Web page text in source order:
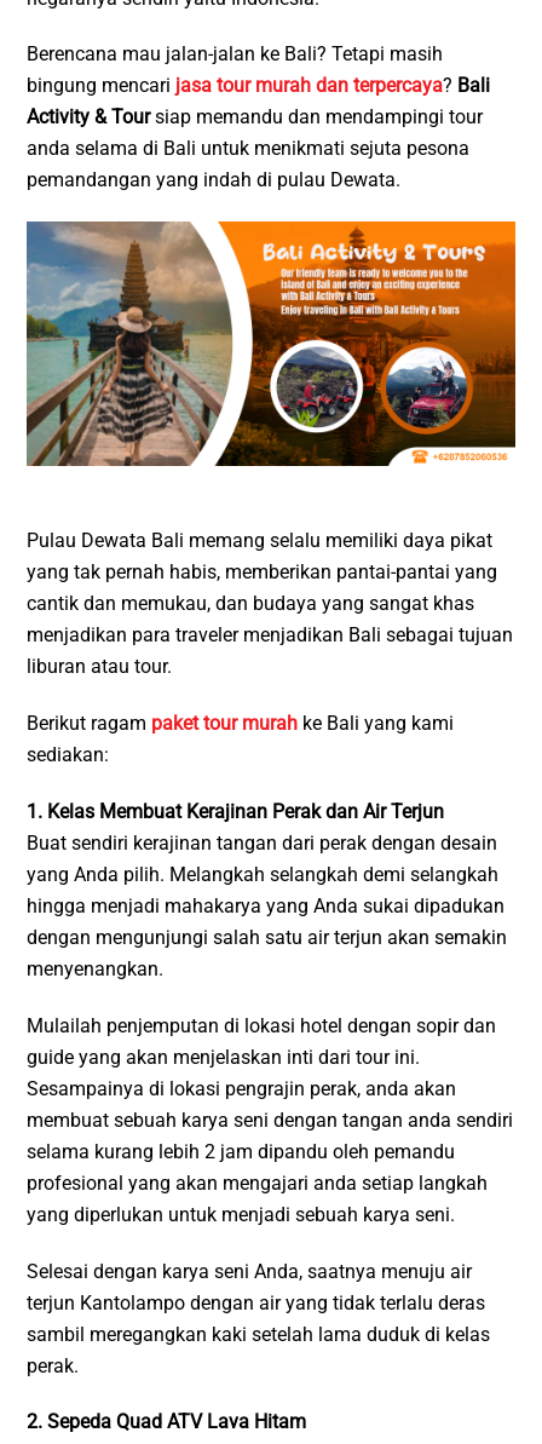
Berencana mau jalan-jalan ke Bali? Tetapi masih
bingung mencari jasa tour murah dan terpercaya? Bali
Activity & Toursiap memandu dan mendampingi tour
anda selama di Bali untuk menikmati sejuta pesona
pemandangan yang indah di pulau Dewata.
Pulau Dewata Bali memang selalu memiliki daya pikat
yang tak pernah habis, memberikan pantai-pantai yang
cantik dan memukau, dan budaya yang sangat khas
menjadikan para traveler menjadikan Bali sebagai tujuan
liburan atau tour.
Berikut ragam paket tour murah ke Bali yang kami
sediakan:
1. Kelas Membuat Kerajinan Perak dan Air Terjun
Buat sendiri kerajinan tangan dari perak dengan desain
yang Anda pilih. Melangkah selangkah demi selangkah
hingga menjadi mahakarya yang Anda sukai dipadukan
dengan mengunjungi salah satu air terjun akan semakin
menyenangkan.
Mulailah penjemputan di lokasi hotel dengan sopir dan
guide yang akan menjelaskan inti dari tour ini.
Sesampainya di lokasi pengrajin perak, anda akan
membuat sebuah karya seni dengan tangan anda sendiri
selama kurang lebih 2 jam dipandu oleh pemandu
profesional yang akan mengajari anda setiap langkah
yang diperlukan untuk menjadi sebuah karya seni.
Selesai dengan karya seni Anda, saatnya menuju air
terjun Kantolampo dengan air yang tidak terlalu deras
sambil meregangkan kaki setelah lama duduk di kelas
perak.
2. Sepeda Quad ATV Lava Hitam